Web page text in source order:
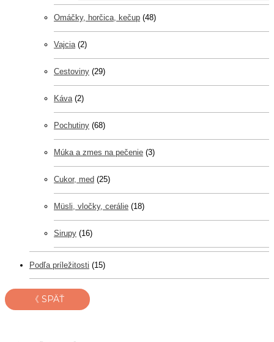
Omáčky, horčica, kečup (48)
Vajcia (2)
Cestoviny (29)
Káva (2)
Pochutiny (68)
Múka a zmes na pečenie (3)
Cukor, med (25)
Müsli, vločky, cerálie (18)
Sirupy (16)
Podľa príležitosti (15)
《 SPÄŤ